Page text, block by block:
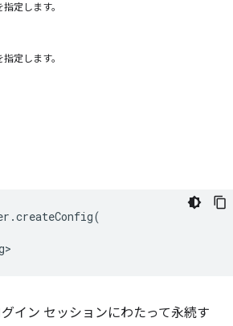
定します。
定します。
.createConfig(
イン セッションにわたって永続す